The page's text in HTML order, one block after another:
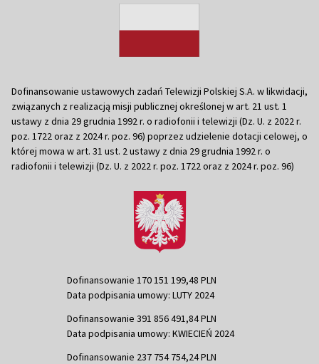
Dofinansowanie ustawowych zadań Telewizji Polskiej S.A. w likwidacji,
związanych z realizacją misji publicznej określonej w art. 21 ust. 1
ustawy z dnia 29 grudnia 1992 r. o radiofonii i telewizji (Dz. U. z 2022 r.
poz. 1722 oraz z 2024 r. poz. 96) poprzez udzielenie dotacji celowej, o
której mowa w art. 31 ust. 2 ustawy z dnia 29 grudnia 1992 r. o
radiofonii i telewizji (Dz. U. z 2022 r. poz. 1722 oraz z 2024 r. poz. 96)
Dofinansowanie 170 151 199,48 PLN
Data podpisania umowy: LUTY 2024
Dofinansowanie 391 856 491,84 PLN
Data podpisania umowy: KWIECIEŃ 2024
Dofinansowanie 237 754 754,24 PLN